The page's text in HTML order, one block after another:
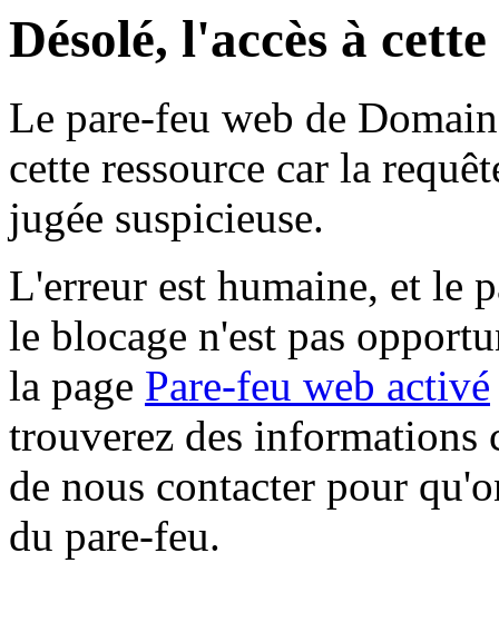
Désolé, l'accès à
Le pare-feu web de
cette ressource car la
jugée suspicieuse.
L'erreur est humaine, et le
le blocage n'est pas
la page Pare-feu web activé
trouverez des informations
de nous contacter pour
du pare-feu.